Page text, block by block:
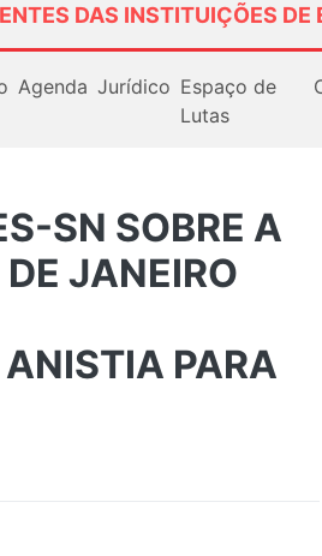
DAS INSTITUIÇÕES DE
Agenda Jurídico Espaço de
Lutas
SN SOBRE A
JANEIRO
PARA